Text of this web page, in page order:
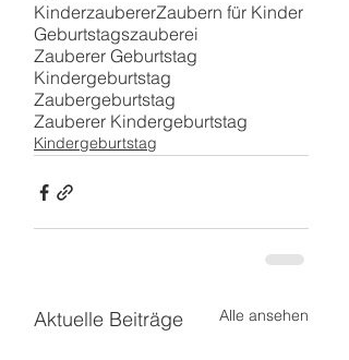
KinderzaubererZaubern für Kinder
Geburtstagszauberei
Zauberer Geburtstag
Kindergeburtstag
Zaubergeburtstag
Zauberer Kindergeburtstag
Kindergeburtstag
Aktuelle Beiträge Alle ansehen